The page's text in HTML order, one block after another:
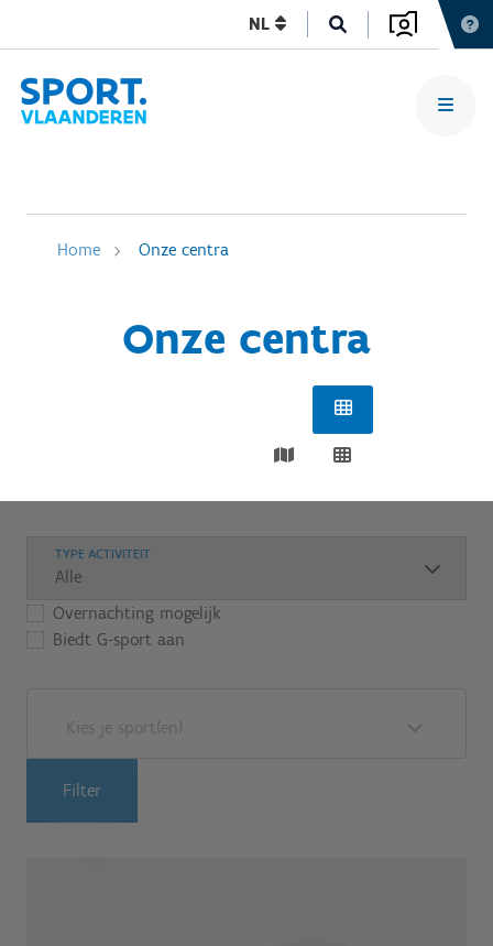
NL
Home Onze centra
Onze centra
TYPE ACTIVITEIT
Overnachting mogelijk
Biedt G-sport aan
Kies je sport(en)
Filter